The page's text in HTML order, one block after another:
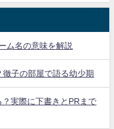
ム名の意味を解説
子の部屋で語る幼少期
実際に下書きとPRまで